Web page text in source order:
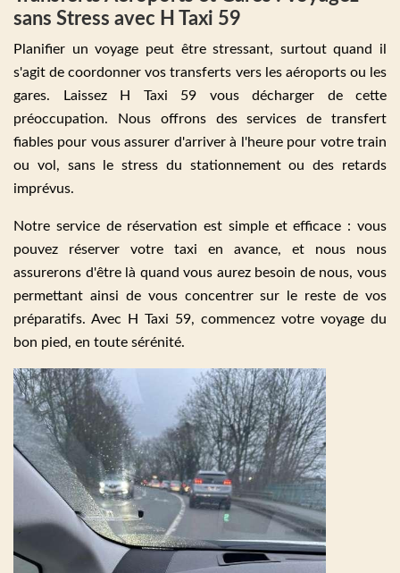
sans Stress avec H Taxi 59
Planifier un voyage peut être stressant, surtout quand il
s'agit de coordonner vos transferts vers les aéroports ou les
gares. Laissez H Taxi 59 vous décharger de cette
préoccupation. Nous offrons des services de transfert
fiables pour vous assurer d'arriver à l'heure pour votre train
ou vol, sans le stress du stationnement ou des retards
imprévus.
Notre service de réservation est simple et efficace : vous
pouvez réserver votre taxi en avance, et nous nous
assurerons d'être là quand vous aurez besoin de nous, vous
permettant ainsi de vous concentrer sur le reste de vos
préparatifs. Avec H Taxi 59, commencez votre voyage du
bon pied, en toute sérénité.